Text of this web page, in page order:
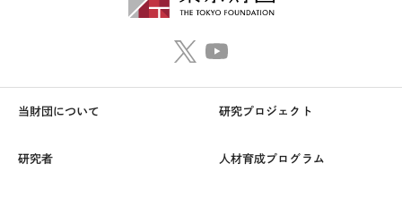
当財団について 研究プロジェクト
研究者 人材育成プログラム